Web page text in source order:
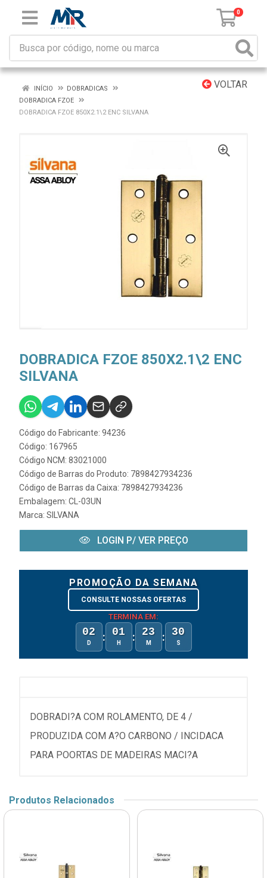
0
VOLTAR
INÍCIO
DOBRADICAS
DOBRADICA FZOE
DOBRADICA FZOE 850X2.1\2 ENC SILVANA
DOBRADICA FZOE 850X2.1\2 ENC
SILVANA
Código do Fabricante: 94236
Código: 167965
Código NCM: 83021000
Código de Barras do Produto: 7898427934236
Código de Barras da Caixa: 7898427934236
Embalagem: CL-03UN
Marca: SILVANA
LOGIN P/ VER PREÇO
PROMOÇÃO DA SEMANA
CONSULTE NOSSAS OFERTAS
TERMINA EM:
02
D : 01
H : 23
M : 30
S
DOBRADI?A COM ROLAMENTO, DE 4 /
PRODUZIDA COM A?O CARBONO / INCIDACA
PARA POORTAS DE MADEIRAS MACI?A
Produtos Relacionados